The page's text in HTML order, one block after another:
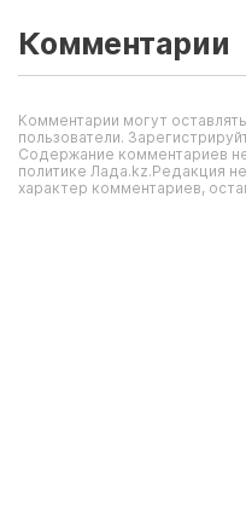
Комментарии
Комментарии могут
пользователи.
Содержание комментариев
политике Лада.kz.Редакция
характер комментариев,